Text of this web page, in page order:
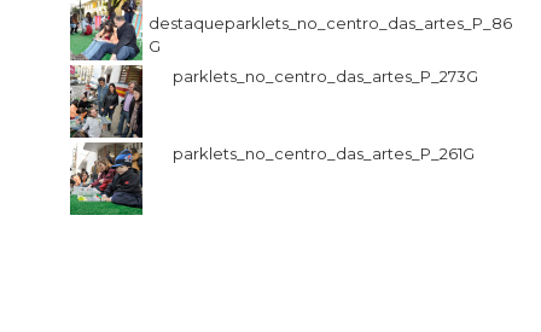
destaqueparklets_no_centro_das_artes_P_86
G
parklets_no_centro_das_artes_P_273G
parklets_no_centro_das_artes_P_261G